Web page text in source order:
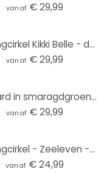
vanaf € 29,99
Behangcirkel Kikki Belle - de Savanne - vliesbehang/zelfklevend vliesbehang
vanaf € 29,99
Luipaard in smaragdgroene jungle Fotobehang - Manovski - Rond - vliesbehang/zelfklevend vliesbehang
vanaf € 29,99
Behangcirkel - Zeeleven - vliesbehang/zelfklevend vliesbehang
vanaf € 24,99